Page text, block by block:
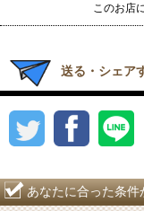
このお店
送る・シェア
あなたに合った条件